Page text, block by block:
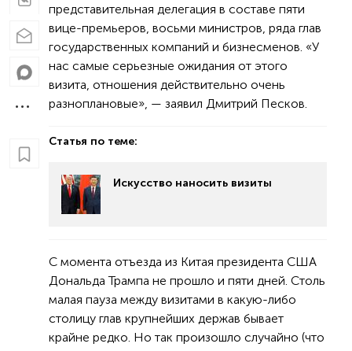
представительная делегация в составе пяти
вице-премьеров, восьми министров, ряда глав
государственных компаний и бизнесменов. «У
нас самые серьезные ожидания от этого
визита, отношения действительно очень
разноплановые», — заявил Дмитрий Песков.
Статья по теме:
Искусство наносить визиты
С момента отъезда из Китая президента США
Дональда Трампа не прошло и пяти дней. Столь
малая пауза между визитами в какую-либо
столицу глав крупнейших держав бывает
крайне редко. Но так произошло случайно (что